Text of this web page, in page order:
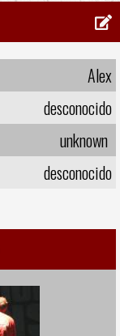
Alex
desconocido
unknown
desconocido